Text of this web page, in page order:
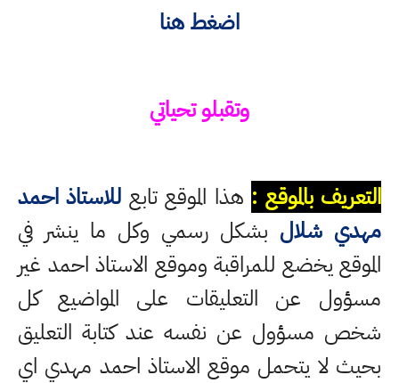
اضغط هنا
وتقبلو تحياتي
التعريف بالموقع : هذا الموقع تابع للاستاذ احمد
مهدي شلال بشكل رسمي وكل ما ينشر في
الموقع يخضع للمراقبة وموقع الاستاذ احمد غير
مسؤول عن التعليقات على المواضيع كل
شخص مسؤول عن نفسه عند كتابة التعليق
بحيث لا يتحمل موقع الاستاذ احمد مهدي اي